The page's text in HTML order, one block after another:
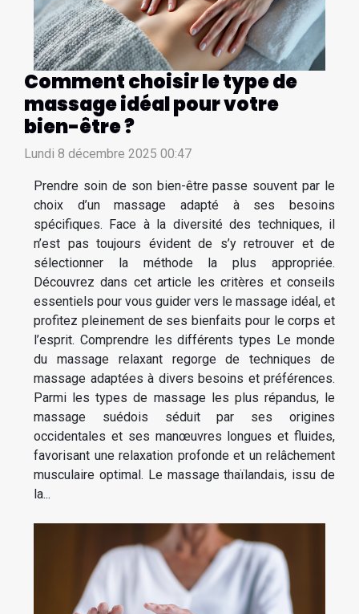
Comment choisir le type de
massage idéal pour votre
bien-être ?
Lundi 8 décembre 2025 00:47
Prendre soin de son bien-être passe souvent par le
choix d’un massage adapté à ses besoins
spécifiques. Face à la diversité des techniques, il
n’est pas toujours évident de s’y retrouver et de
sélectionner la méthode la plus appropriée.
Découvrez dans cet article les critères et conseils
essentiels pour vous guider vers le massage idéal, et
profitez pleinement de ses bienfaits pour le corps et
l’esprit. Comprendre les différents types Le monde
du massage relaxant regorge de techniques de
massage adaptées à divers besoins et préférences.
Parmi les types de massage les plus répandus, le
massage suédois séduit par ses origines
occidentales et ses manœuvres longues et fluides,
favorisant une relaxation profonde et un relâchement
musculaire optimal. Le massage thaïlandais, issu de
la...